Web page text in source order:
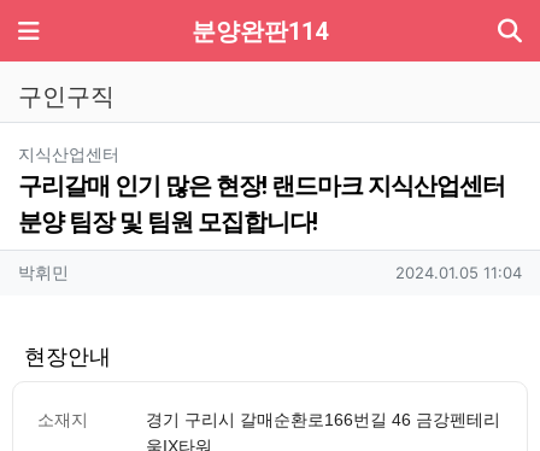
메뉴 분양완판114
구인구직
지식산업센터
구리갈매 인기 많은 현장! 랜드마크 지식산업센터
분양 팀장 및 팀원 모집합니다!
작성자 정보
박휘민 작성일
2024.01.05 11:04
현장안내
소재지
경기 구리시 갈매순환로166번길 46 금강펜테리
움IX타워